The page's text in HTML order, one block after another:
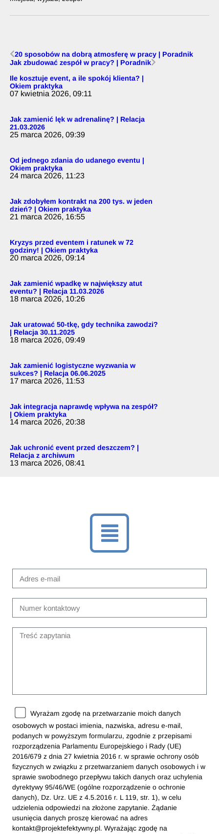
20 sposobów na dobrą atmosferę w pracy | Poradnik
Jak zbudować zespół w pracy? | Poradnik
Ile kosztuje event, a ile spokój klienta? |
Okiem praktyka
07 kwietnia 2026, 09:11
Jak zamienić lęk w adrenalinę? | Relacja
21.03.2026
25 marca 2026, 09:39
Od jednego zdania do udanego eventu |
Okiem praktyka
24 marca 2026, 11:23
Jak zdobyłem kontrakt na 200 tys. w jeden
dzień? | Okiem praktyka
21 marca 2026, 16:55
Kryzys przed eventem i ratunek w 72
godziny! | Okiem praktyka
20 marca 2026, 09:14
Jak zamienić wpadkę w największy atut
eventu? | Relacja 11.03.2026
18 marca 2026, 10:26
Jak uratować 50-tkę, gdy technika zawodzi?
| Relacja 30.11.2025
18 marca 2026, 09:49
Jak zamienić logistyczne wyzwania w
sukces? | Relacja 06.06.2025
17 marca 2026, 11:53
Jak integracja naprawdę wpływa na zespół?
| Okiem praktyka
14 marca 2026, 20:38
Jak uchronić event przed deszczem? |
Relacja z archiwum
13 marca 2026, 08:41
Wyrażam zgodę na przetwarzanie moich danych
osobowych w postaci imienia, nazwiska, adresu e-mail,
podanych w powyższym formularzu, zgodnie z przepisami
rozporządzenia Parlamentu Europejskiego i Rady (UE)
2016/679 z dnia 27 kwietnia 2016 r. w sprawie ochrony osób
fizycznych w związku z przetwarzaniem danych osobowych i w
sprawie swobodnego przepływu takich danych oraz uchylenia
dyrektywy 95/46/WE (ogólne rozporządzenie o ochronie
danych), Dz. Urz. UE z 4.5.2016 r. L 119, str. 1), w celu
udzielenia odpowiedzi na złożone zapytanie. Żądanie
usunięcia danych proszę kierować na adres
kontakt@projektefektywny.pl. Wyrażając zgodę na